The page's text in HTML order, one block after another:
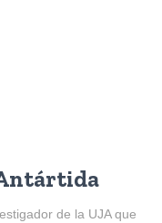
de la UJA que